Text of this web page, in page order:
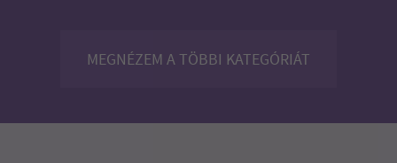
MEGNÉZEM A TÖBBI KATEGÓRIÁT